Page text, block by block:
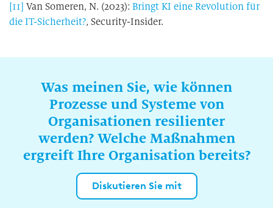
[11] Van Someren, N. (2023): Bringt KI eine Revolution für
die IT-Sicherheit?, Security-Insider.
Was meinen Sie, wie können
Prozesse und Systeme von
Organisationen resilienter
werden? Welche Maßnahmen
ergreift Ihre Organisation bereits?
Diskutieren Sie mit